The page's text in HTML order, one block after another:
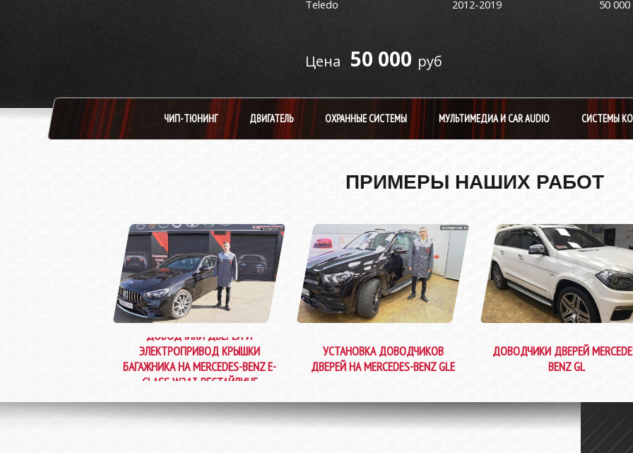
Teledo
2012-2019
50 000
50 000 руб
ЧИП-ТЮНИНГ ДВИГАТЕЛЬ ОХРАННЫЕ СИСТЕМЫ МУЛЬТИМЕДИА И CAR AUDIO СИСТЕМЫ
ПРИМЕРЫ НАШИХ РАБОТ
ДОВОДЧИКИ ДВЕРЕЙ И
ЭЛЕКТРОПРИВОД КРЫШКИ
БАГАЖНИКА НА MERCEDES-BENZ E-
CLASS W213 РЕСТАЙЛИНГ
УСТАНОВКА ДОВОДЧИКОВ
ДВЕРЕЙ НА MERCEDES-BENZ GLE
ДОВОДЧИКИ ДВЕРЕЙ
BENZ GL